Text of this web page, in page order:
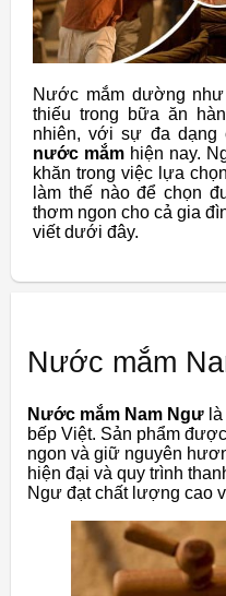
Nước mắm dường
thiếu trong bữa ăn
nhiên, với sự đa dạng
nước mắmhiện nay.
khăn trong việc lựa
làm thế nào để chọn
thơm ngon cho cả gia
viết dưới đây.
Nước mắm
Nước mắm Nam Ngư
bếp Việt. Sản phẩm
ngon và giữ nguyên
hiện đại và quy trình
Ngư đạt chất lượng cao